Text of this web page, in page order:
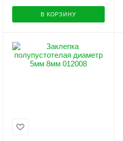
В КОРЗИНУ